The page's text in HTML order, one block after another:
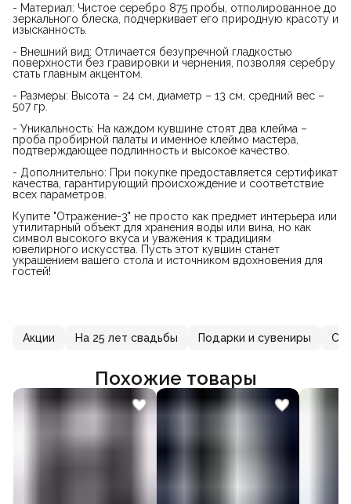
- Материал: Чистое серебро 875 пробы, отполированное до
зеркального блеска, подчеркивает его природную красоту и
изысканность.
- Внешний вид: Отличается безупречной гладкостью
поверхности без гравировки и чернения, позволяя серебру
стать главным акцентом.
- Размеры: Высота – 24 см, диаметр – 13 см, средний вес –
507 гр.
- Уникальность: На каждом кувшине стоят два клейма –
проба пробирной палаты и именное клеймо мастера,
подтверждающее подлинность и высокое качество.
- Дополнительно: При покупке предоставляется сертификат
качества, гарантирующий происхождение и соответствие
всех параметров.
Купите "Отражение-3" не просто как предмет интерьера или
утилитарный объект для хранения воды или вина, но как
символ высокого вкуса и уважения к традициям
ювелирного искусства. Пусть этот кувшин станет
украшением вашего стола и источником вдохновения для
гостей!
Акции На 25 лет свадьбы Подарки и сувениры
Похожие товары